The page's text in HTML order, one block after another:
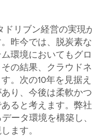
ドリブン経営の実現
昨今では、脱炭素
環境においてもグ
の結果、クラウド
。次の10年を見据
り、今後は柔軟か
ると考えます。弊
ータ環境を構築し
ます。